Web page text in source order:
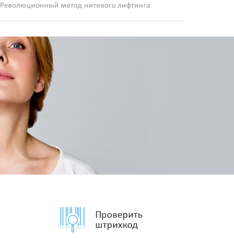
Революционный метод нитевого лифтинга
Проверить
штрихкод